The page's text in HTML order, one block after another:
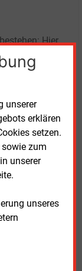
unserer
erklären
setzen.
sowie zum
unserer
unseres
Hier
der
nördlich der
Rund um
1“ will
weitere